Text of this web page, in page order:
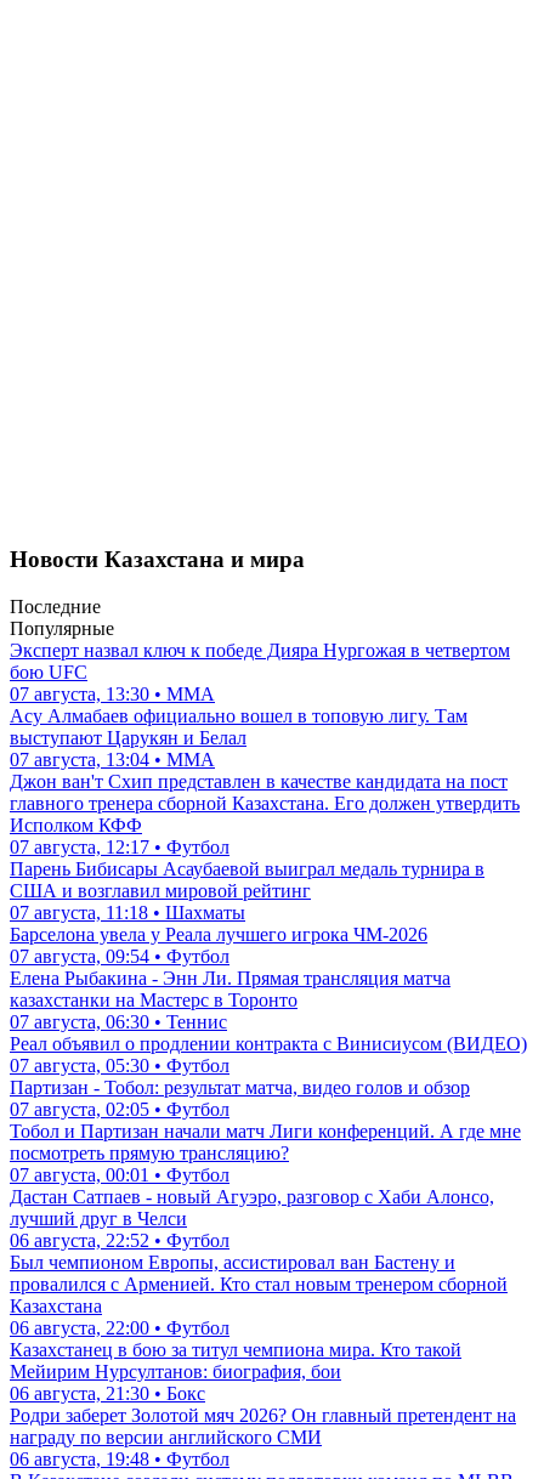
Новости Казахстана и мира
Последние
Популярные
Эксперт назвал ключ к победе Дияра Нургожая в четвертом
бою UFC
07 августа, 13:30 • ММА
Асу Алмабаев официально вошел в топовую лигу. Там
выступают Царукян и Белал
07 августа, 13:04 • ММА
Джон ван'т Схип представлен в качестве кандидата на пост
главного тренера сборной Казахстана. Его должен утвердить
Исполком КФФ
07 августа, 12:17 • Футбол
Парень Бибисары Асаубаевой выиграл медаль турнира в
США и возглавил мировой рейтинг
07 августа, 11:18 • Шахматы
Барселона увела у Реала лучшего игрока ЧМ-2026
07 августа, 09:54 • Футбол
Елена Рыбакина - Энн Ли. Прямая трансляция матча
казахстанки на Мастерс в Торонто
07 августа, 06:30 • Теннис
Реал объявил о продлении контракта с Винисиусом (ВИДЕО)
07 августа, 05:30 • Футбол
Партизан - Тобол: результат матча, видео голов и обзор
07 августа, 02:05 • Футбол
Тобол и Партизан начали матч Лиги конференций. А где мне
посмотреть прямую трансляцию?
07 августа, 00:01 • Футбол
Дастан Сатпаев - новый Агуэро, разговор с Хаби Алонсо,
лучший друг в Челси
06 августа, 22:52 • Футбол
Был чемпионом Европы, ассистировал ван Бастену и
провалился с Арменией. Кто стал новым тренером сборной
Казахстана
06 августа, 22:00 • Футбол
Казахстанец в бою за титул чемпиона мира. Кто такой
Мейирим Нурсултанов: биография, бои
06 августа, 21:30 • Бокс
Родри заберет Золотой мяч 2026? Он главный претендент на
награду по версии английского СМИ
06 августа, 19:48 • Футбол